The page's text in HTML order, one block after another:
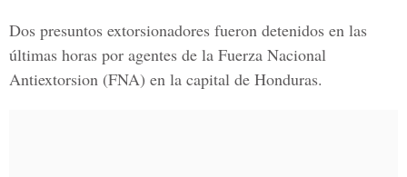
Dos presuntos extorsionadores fueron detenidos en las
últimas horas por agentes de la Fuerza Nacional
Antiextorsion (FNA) en la capital de Honduras.